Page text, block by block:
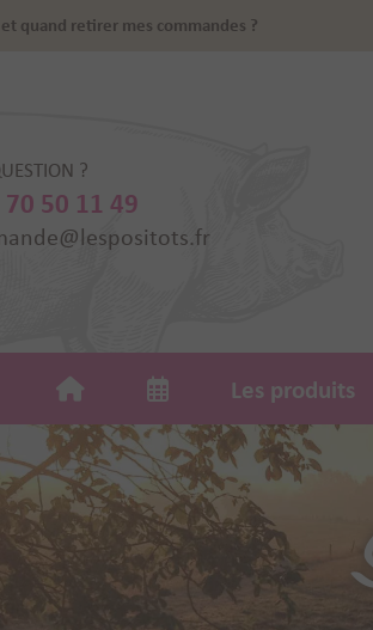
quand retirer mes commandes ?
?
70 50 11 49
Les produits